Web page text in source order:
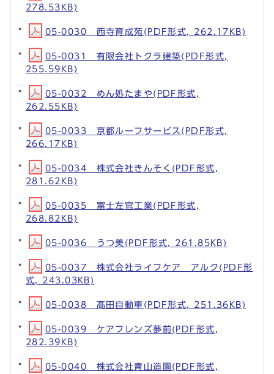
278.53KB)
05-0030 西寺育成苑(PDF形式, 262.17KB)
05-0031 有限会社トクラ建築(PDF形式,
255.59KB)
05-0032 めん処たまや(PDF形式,
262.55KB)
05-0033 京都ルーフサービス(PDF形式,
266.17KB)
05-0034 株式会社きんそく(PDF形式,
281.62KB)
05-0035 富士左官工業(PDF形式,
268.82KB)
05-0036 うつ美(PDF形式, 261.85KB)
05-0037 株式会社ライフケア アルク(PDF形
式, 243.03KB)
05-0038 髙田自動車(PDF形式, 251.36KB)
05-0039 ケアフレンズ夢前(PDF形式,
282.39KB)
05-0040 株式会社青山造園(PDF形式,